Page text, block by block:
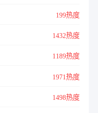
199热度
1432热度
1189热度
1971热度
1498热度